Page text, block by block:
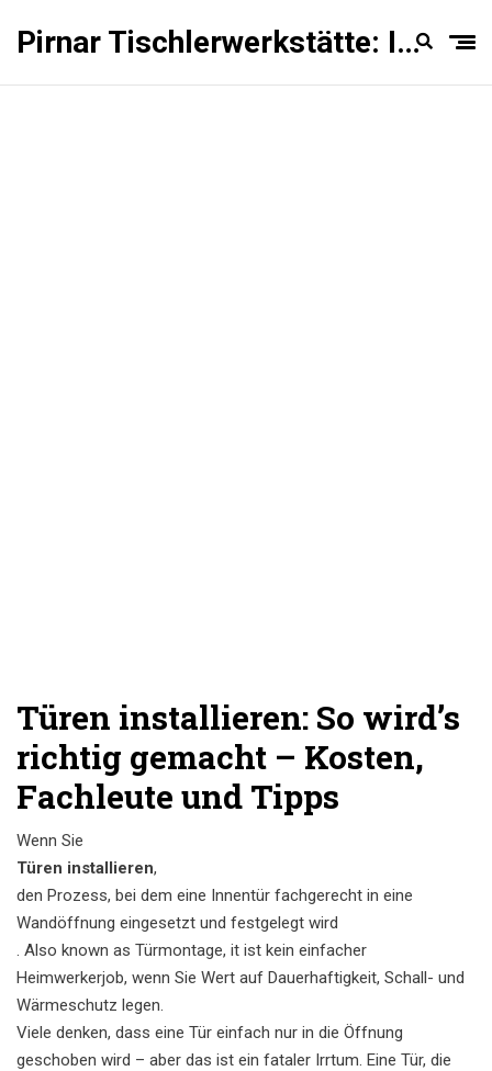
Pirnar Tischlerwerkstätte: Innentüren Experten
Türen installieren: So wird’s
richtig gemacht – Kosten,
Fachleute und Tipps
Wenn Sie
Türen installieren,
den Prozess, bei dem eine Innentür fachgerecht in eine
Wandöffnung eingesetzt und festgelegt wird
. Also known as Türmontage, it ist kein einfacher
Heimwerkerjob, wenn Sie Wert auf Dauerhaftigkeit, Schall- und
Wärmeschutz legen.
Viele denken, dass eine Tür einfach nur in die Öffnung
geschoben wird – aber das ist ein fataler Irrtum. Eine Tür, die